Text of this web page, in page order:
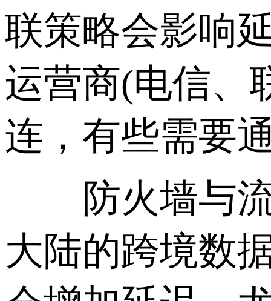
联策略会影响
运营商(电信、
连，有些需要
防火墙与流
大陆的跨境数